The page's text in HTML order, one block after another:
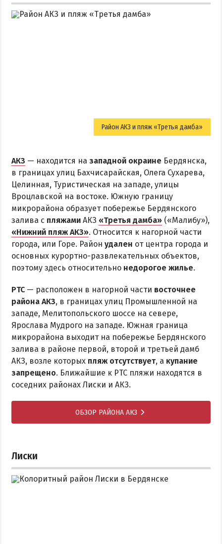
Район АКЗ и пляж «Третья дамба»
АКЗ — находится на западной окраине Бердянска,
в границах улиц Бахчисарайская, Олега Сухарева,
Целинная, Туристическая на западе, улицы
Вроцлавской на востоке. Южную границу
микрорайона образует побережье Бердянского
залива с пляжами АКЗ «Третья дамба» («Малибу»),
«Нижний пляж АКЗ». Относится к нагорной части
города, или Горе. Район удален от центра города и
основных курортно-развлекательных объектов,
поэтому здесь относительно недорогое жилье.
РТС — расположен в нагорной части восточнее
района АКЗ, в границах улиц Промышленной на
западе, Мелитопольского шоссе на севере,
Ярослава Мудрого на западе. Южная граница
микрорайона выходит на побережье Бердянского
залива в районе первой, второй и третьей дамб
АКЗ, возле которых пляж отсутствует, а купание
запрещено. Ближайшие к РТС пляжи находятся в
соседних районах Лиски и АКЗ.
ОБЗОР РАЙОНА АКЗ
Лиски